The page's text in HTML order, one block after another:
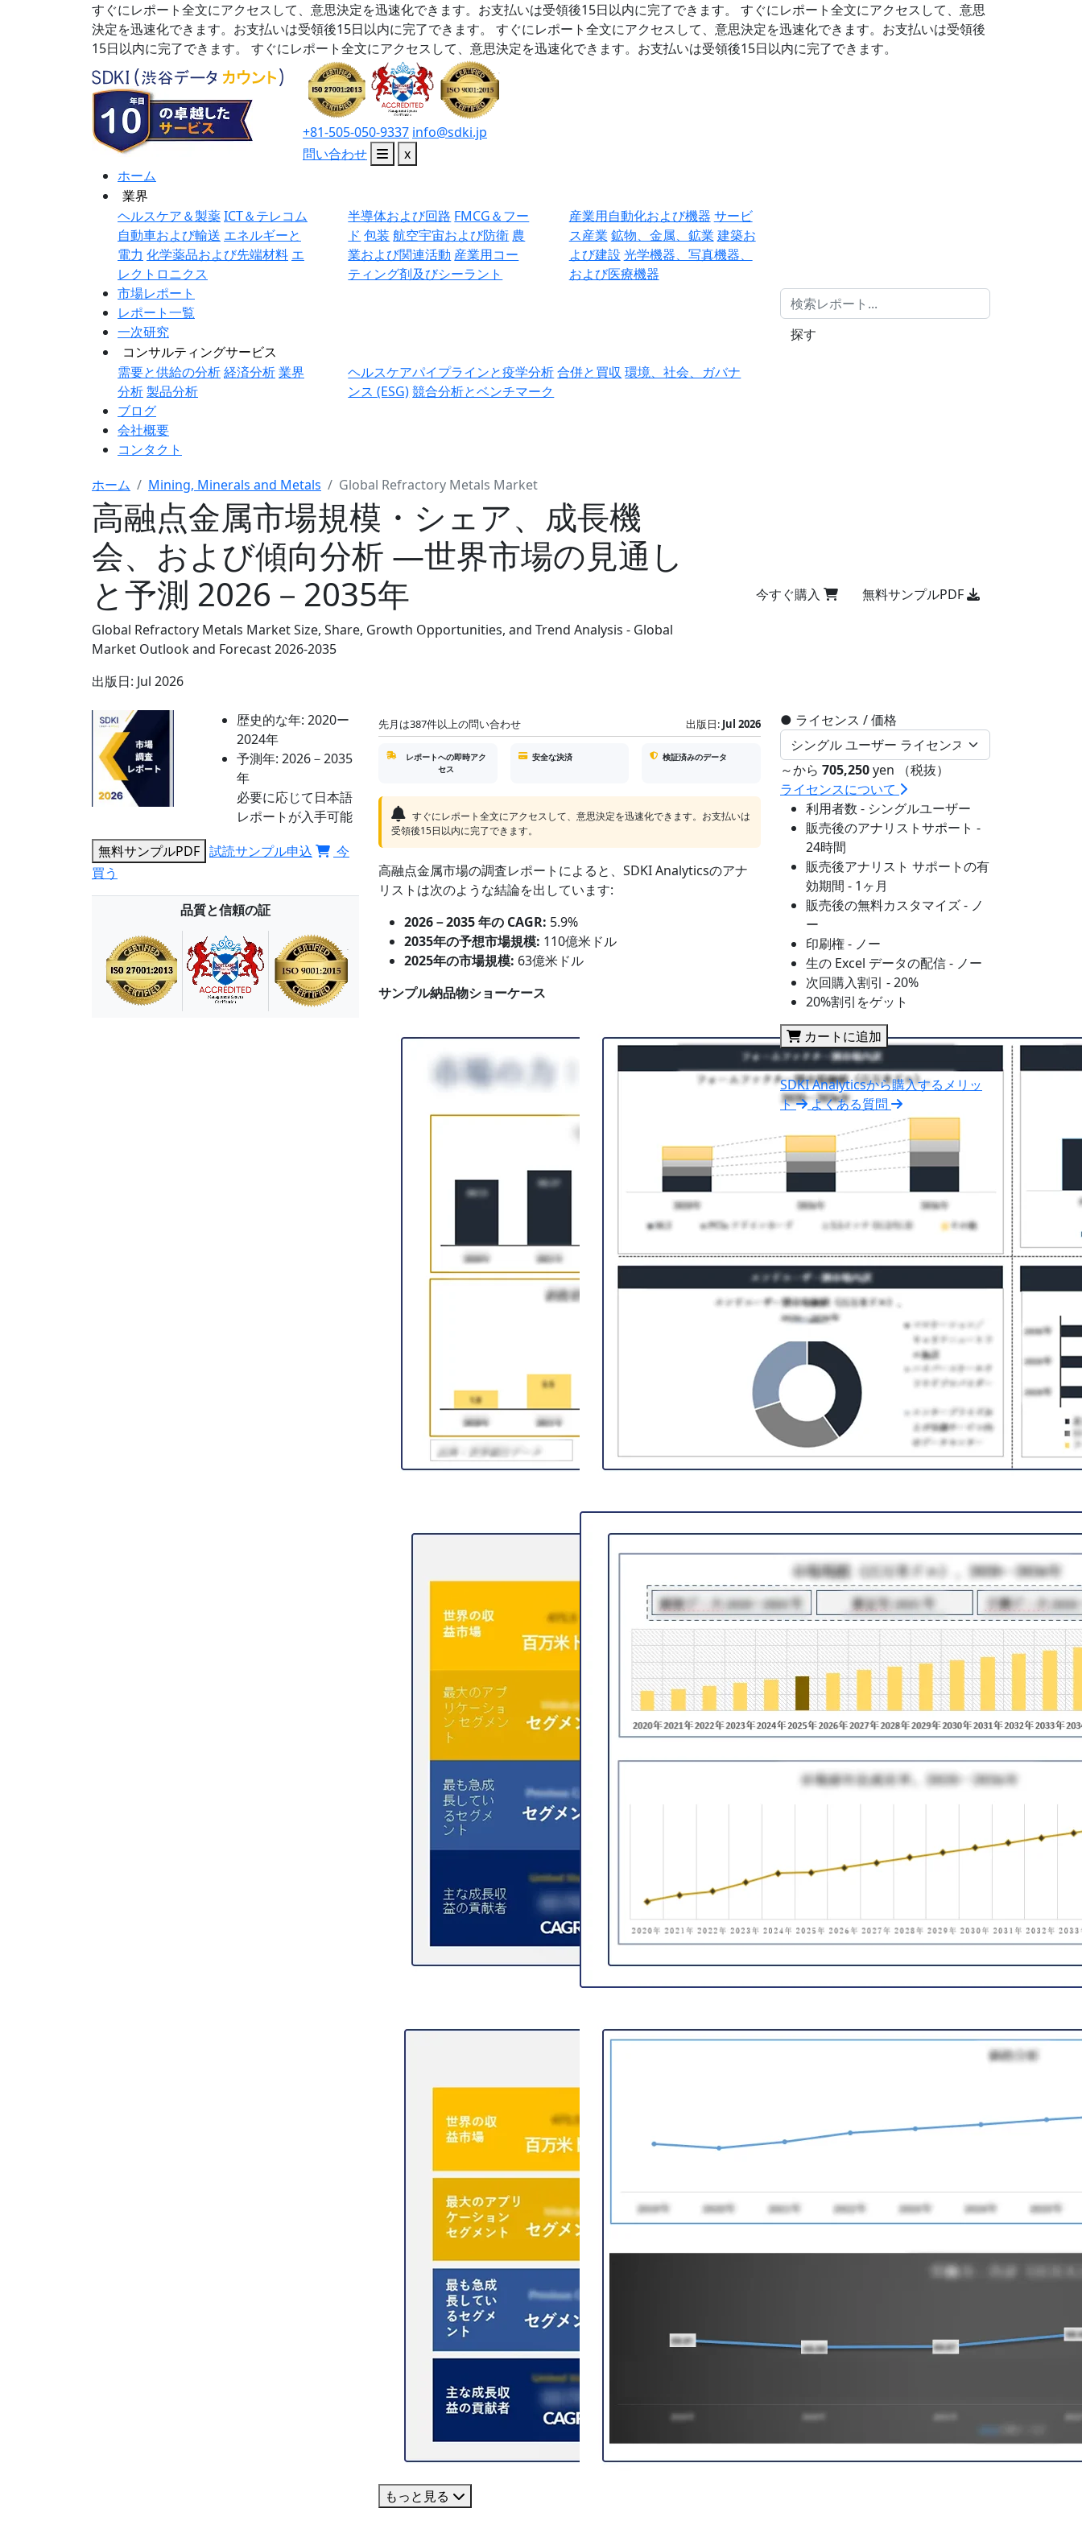
すぐにレポート全文にアクセスして、意思決定を迅速化できます。お支払いは受領後15日以内に完了できます。
すぐにレポート全文にアクセスして、意思
決定を迅速化できます。お支払いは受領後15日以内に完了できます。
すぐにレポート全文にアクセスして、意思決定を迅速化できます。お支払いは受領後
15日以内に完了できます。
すぐにレポート全文にアクセスして、意思決定を迅速化できます。お支払いは受領後15日以内に完了できます。
+81-505-050-9337 info@sdki.jp
問い合わせ
x
ホーム
業界
ヘルスケア＆製薬ICT＆テレコム
自動車および輸送 エネルギーと
電力 化学薬品および先端材料 エ
レクトロニクス
半導体および回路 FMCG＆フー
ド 包装 航空宇宙および防衛 農
業および関連活動 産業用コー
ティング剤及びシーラント
産業用自動化および機器 サービ
ス産業 鉱物、金属、鉱業 建築お
よび建設 光学機器、写真機器、
および医療機器
市場レポート
レポート一覧
一次研究
コンサルティングサービス
需要と供給の分析経済分析業界
分析製品分析
ヘルスケアパイプラインと疫学分析合併と買収 環境、社会、ガバナ
ンス (ESG)競合分析とベンチマーク
ブログ
会社概要
コンタクト
探す
ホーム Mining, Minerals and Metals Global Refractory Metals Market
高融点金属市場規模・シェア、成長機
会、および傾向分析 ―世界市場の見通し
と予測 2026－2035年
Global Refractory Metals Market Size, Share, Growth Opportunities, and Trend Analysis - Global
Market Outlook and Forecast 2026-2035
出版日: Jul 2026
今すぐ購入 無料サンプルPDF
歴史的な年: 2020ー
2024年
予測年: 2026－2035
年
必要に応じて日本語
レポートが入手可能
無料サンプルPDF 試読サンプル申込
今
買う
品質と信頼の証
先月は387件以上の問い合わせ 出版日: Jul 2026
レポートへの即時アク
セス
安全な決済 検証済みのデータ
すぐにレポート全文にアクセスして、意思決定を迅速化できます。お支払いは
受領後15日以内に完了できます。
高融点金属市場の調査レポートによると、SDKI Analyticsのアナ
リストは次のような結論を出しています:
2026－2035 年の CAGR: 5.9%
2035年の予想市場規模: 110億米ドル
2025年の市場規模: 63億米ドル
サンプル納品物ショーケース
もっと見る
● ライセンス / 価格
～から 705,250yen （税抜）
ライセンスについて
利用者数 - シングルユーザー
販売後のアナリストサポート -
24時間
販売後アナリスト サポートの有
効期間 - 1ヶ月
販売後の無料カスタマイズ - ノ
ー
印刷権 - ノー
生の Excel データの配信 - ノー
次回購入割引 - 20%
20%割引をゲット
カートに追加
SDKI Analyticsから購入するメリッ
ト
よくある質問